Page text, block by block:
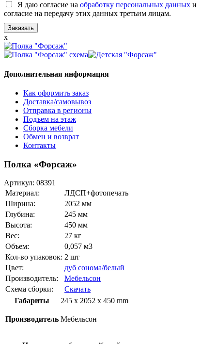
Я даю согласие на обработку персональных данных и
согласие на передачу этих данных третьим лицам.
x
Дополнительная информация
Как оформить заказ
Доставка/самовывоз
Отправка в регионы
Подъем на этаж
Сборка мебели
Обмен и возврат
Контакты
Полка «Форсаж»
Артикул: 08391
Материал:
ЛДСП+фотопечать
Ширина:
2052 мм
Глубина:
245 мм
Высота:
450 мм
Вес:
27 кг
Объем:
0,057 м3
Кол-во упаковок: 2 шт
Цвет:
дуб сонома/белый
Производитель:
Мебельсон
Схема сборки:
Скачать
Габариты
245 x 2052 x 450 mm
Производитель Мебельсон